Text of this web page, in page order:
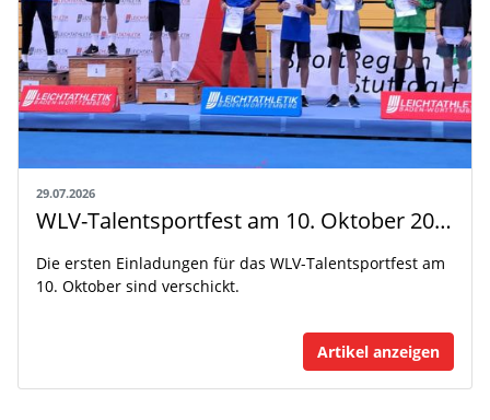
29.07.2026
WLV-Talentsportfest am 10. Oktober 2026
Die ersten Einladungen für das WLV-Talentsportfest am
10. Oktober sind verschickt.
Artikel anzeigen